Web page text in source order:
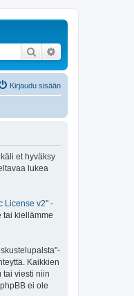
Etsi
Kirjaudu sisään
et hyväksy
lukea
License v2" -
tai kiellämme
Kaikkien
tai viesti niin
ei ole